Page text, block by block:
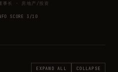
事长
· 房地产/投资
SCORE 3 /10
EXPAND ALL COLLAPSE